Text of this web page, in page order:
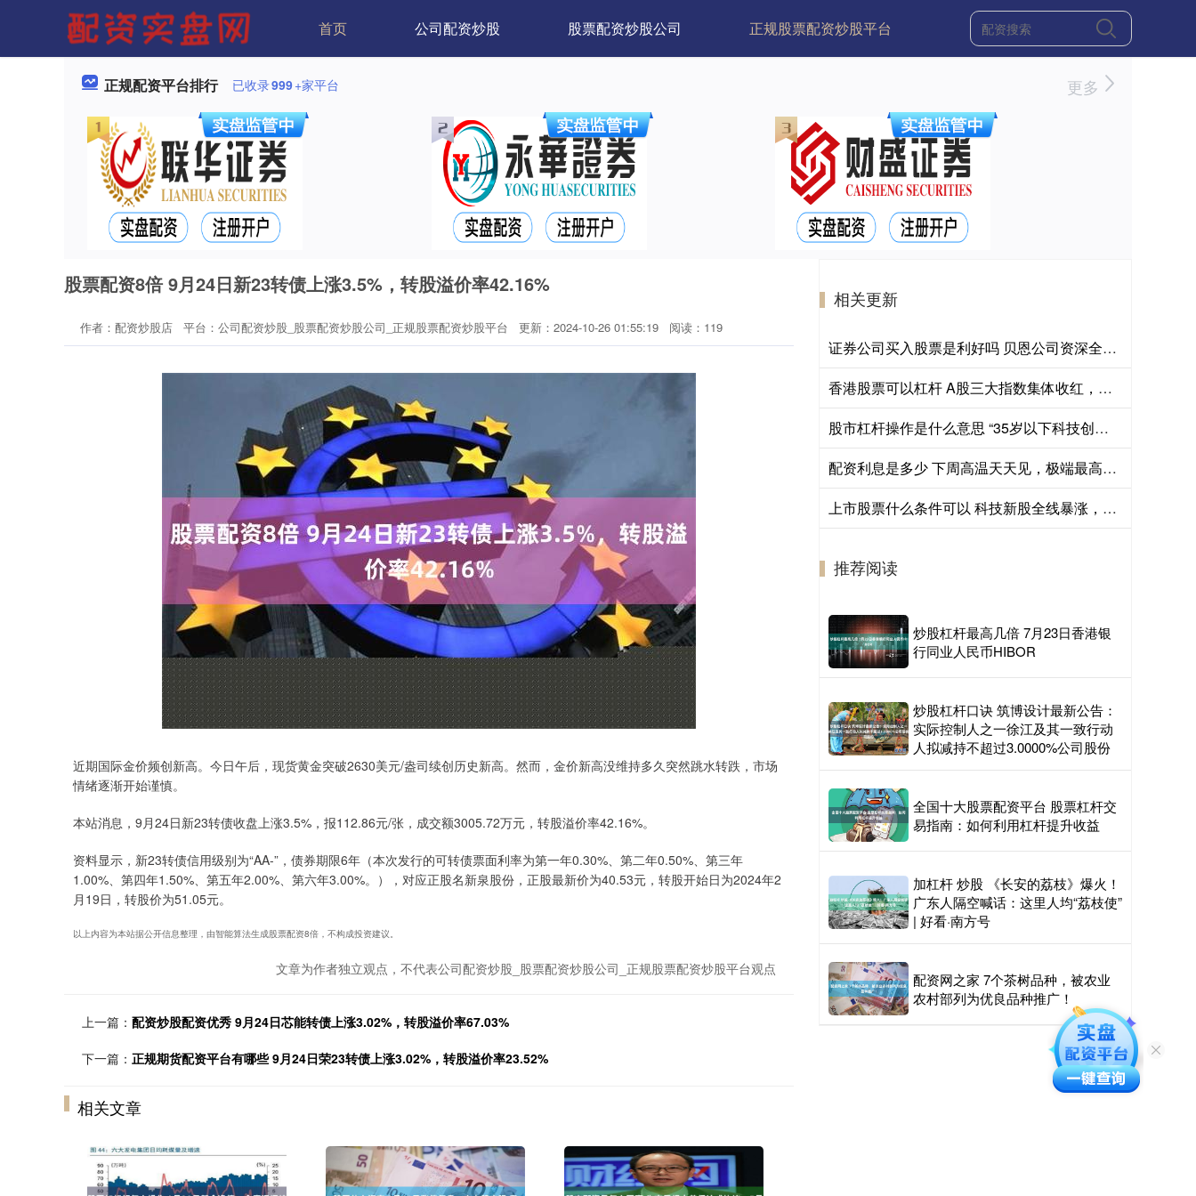
首页 公司配资炒股 股票配资炒股公司 正规股票配资炒股平台
正规配资平台排行 已收录999+家平台 更多
股票配资8倍 9月24日新23转债上涨3.5%，转股溢价率42.16%
作者：配资炒股店 平台：公司配资炒股_股票配资炒股公司_正规股票配资炒股平台 更新：2024-10-26 01:55:19 阅读：119
近期国际金价频创新高。今日午后，现货黄金突破2630美元/盎司续创历史新高。然而，金价新高没维持多久突然跳水转跌，市场
情绪逐渐开始谨慎。
本站消息，9月24日新23转债收盘上涨3.5%，报112.86元/张，成交额3005.72万元，转股溢价率42.16%。
资料显示，新23转债信用级别为“AA-”，债券期限6年（本次发行的可转债票面利率为第一年0.30%、第二年0.50%、第三年
1.00%、第四年1.50%、第五年2.00%、第六年3.00%。），对应正股名新泉股份，正股最新价为40.53元，转股开始日为2024年2
月19日，转股价为51.05元。
以上内容为本站据公开信息整理，由智能算法生成股票配资8倍，不构成投资建议。
文章为作者独立观点，不代表公司配资炒股_股票配资炒股公司_正规股票配资炒股平台观点
上一篇： 配资炒股配资优秀 9月24日芯能转债上涨3.02%，转股溢价率67.03%
下一篇： 正规期货配资平台有哪些 9月24日荣23转债上涨3.02%，转股溢价率23.52%
相关文章
相关更新
证券公司买入股票是利好吗 贝恩公司资深全球合伙人：能源转型需全球合作，中国发展受关注
香港股票可以杠杆 A股三大指数集体收红，午后放量超2000亿元，沪深300ETF易方达（510310）获资金关注
股市杠杆操作是什么意思 “35岁以下科技创新35人”中国入选者揭晓，5位上海科学家上榜
配资利息是多少 下周高温天天见，极端最高38℃；雪落漾路通车，青浦⇋吴江仅5分钟
上市股票什么条件可以 科技新股全线暴涨，人形机器人第一股又要登录，市场热度如何评估？
推荐阅读
炒股杠杆最高几倍 7月23日香港银
行同业人民币HIBOR
炒股杠杆口诀 筑博设计最新公告：
实际控制人之一徐江及其一致行动
人拟减持不超过3.0000%公司股份
全国十大股票配资平台 股票杠杆交
易指南：如何利用杠杆提升收益
加杠杆 炒股 《长安的荔枝》爆火！
广东人隔空喊话：这里人均“荔枝使”
| 好看·南方号
配资网之家 7个茶树品种，被农业
农村部列为优良品种推广！